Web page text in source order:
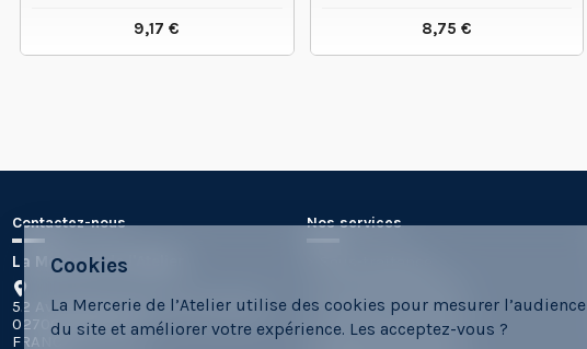
9,17 €
VOIR LE PRODUIT
8,75 €
VOIR LE PRODUIT
Contactez-nous
La Mercerie de l'Atelier
52 Av d'Estournelles de Constant
02700 TERGNIER
FRANCE
Nos services
Formes sur-mesure
Location de Forme
Cookies
La Mercerie de l’Atelier utilise des cookies pour mesurer l’audience
du site et améliorer votre expérience. Les acceptez-vous ?